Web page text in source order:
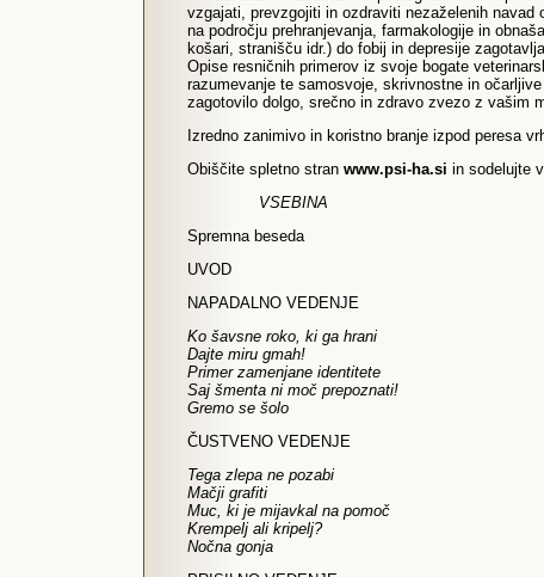
vzgajati, prevzgojiti in ozdraviti nezaželenih
na področju prehranjevanja, farmakologije in
košari, stranišču idr.) do fobij in depresije
Opise resničnih primerov iz svoje bogate
razumevanje te samosvoje, skrivnostne in
zagotovilo dolgo, srečno in zdravo zvezo z vašim
Izredno zanimivo in koristno branje izpod peresa
Obiščite spletno stran www.psi-ha.si in sodelujte
VSEBINA
Spremna beseda
UVOD
NAPADALNO VEDENJE
Ko šavsne roko, ki ga hrani
Dajte miru gmah!
Primer zamenjane identitete
Saj šmenta ni moč prepoznati!
Gremo se šolo
ČUSTVENO VEDENJE
Tega zlepa ne pozabi
Mačji grafiti
Muc, ki je mijavkal na pomoč
Krempelj ali kripelj?
Nočna gonja